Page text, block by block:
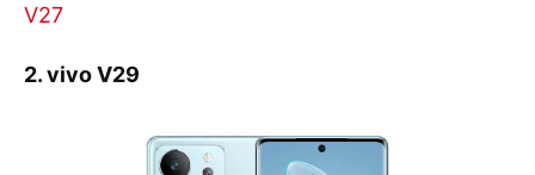
V27
2.vivo V29